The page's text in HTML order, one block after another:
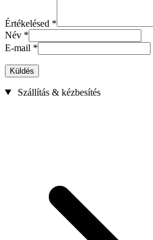
Értékelésed *
Név *
E-mail *
Küldés
Szállítás & kézbesítés